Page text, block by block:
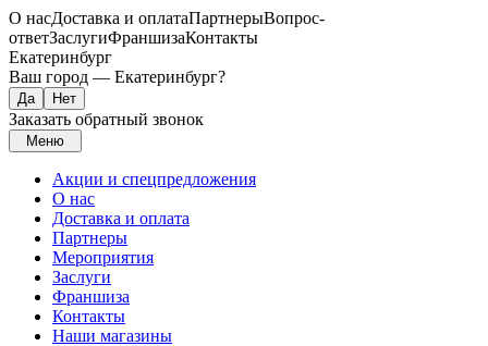
О насДоставка и оплатаПартнерыВопрос-
ответЗаслугиФраншизаКонтакты
Екатеринбург
Ваш город — Екатеринбург?
Заказать обратный звонок
Меню
Акции и спецпредложения
О нас
Доставка и оплата
Партнеры
Мероприятия
Заслуги
Франшиза
Контакты
Наши магазины